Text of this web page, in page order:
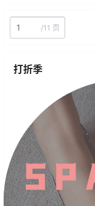
/11 页
打折季